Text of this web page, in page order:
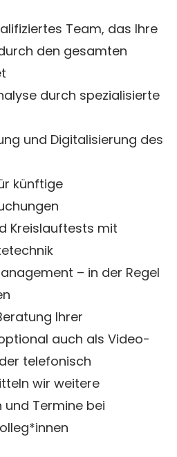
Team, das Ihre
den gesamten
durch spezialisierte
und Digitalisierung des
künftige
Kreislauftests mit
– in der Regel
Ihrer
auch als Video-
telefonisch
wir weitere
und Termine bei